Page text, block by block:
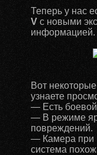
Теперь у нас
V с новыми
информацией.
Вот
узнаете
— Есть боевой
— В режиме
повреждений.
— Камера при
система